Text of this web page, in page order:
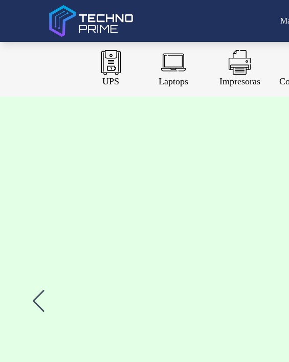
UPS Laptops Impresoras